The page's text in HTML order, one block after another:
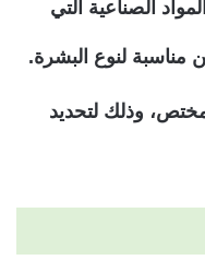
الصناعية التي
لنوع البشرة.
وذلك لتحديد